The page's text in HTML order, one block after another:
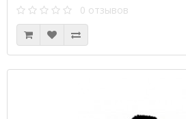
0 отзывов